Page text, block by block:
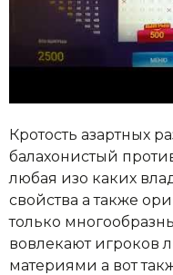
Кротость азартных
балахонистый
любая изо каких
свойства а также
только
вовлекают
материями а вот